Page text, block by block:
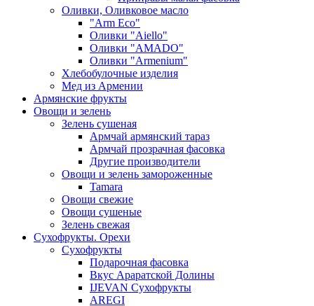
Оливки, Оливковое масло
"Arm Eco"
Оливки "Aiello"
Оливки "AMADO"
Оливки "Armenium"
Хлебобулочные изделия
Мед из Армении
Армянские фрукты
Овощи и зелень
Зелень сушеная
Армчай армянский тараз
Армчай прозрачная фасовка
Другие производители
Овощи и зелень замороженные
Tamara
Овощи свежие
Овощи сушеные
Зелень свежая
Сухофрукты. Орехи
Сухофрукты
Подарочная фасовка
Вкус Араратской Долины
IJEVAN Сухофрукты
AREGI